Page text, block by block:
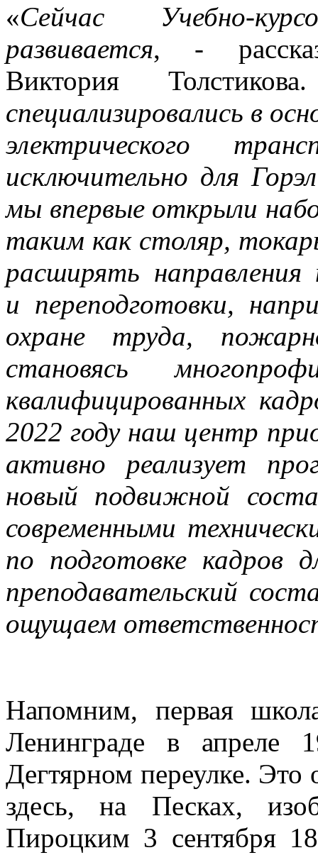
«Сейчас Учебно-
развивается, -
Виктория
специализировались в
электрического
исключительно для
мы впервые открыли
таким как столяр,
расширять направления
и переподготовки,
охране труда,
становясь
квалифицированных
2022 году наш центр
активно реализует
новый подвижной
современными
по подготовке
преподавательский
ощущаем
Напомним, первая
Ленинграде в апреле
Дегтярном переулке.
здесь, на Песках,
Пироцким 3 сентября